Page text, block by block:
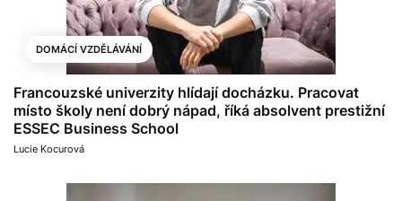
DOMÁCÍ VZDĚLÁVÁNÍ
Francouzské univerzity hlídají docházku. Pracovat
místo školy není dobrý nápad, říká absolvent prestižní
ESSEC Business School
Lucie Kocurová